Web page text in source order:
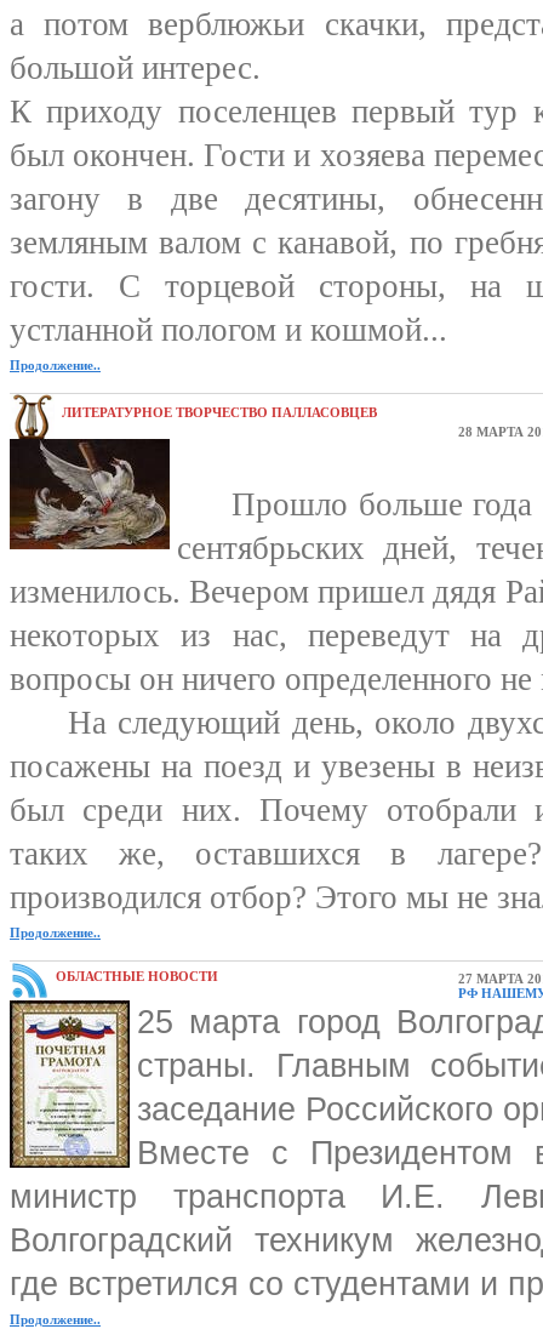
а потом верблюжьи скачки,
большой интерес.
К приходу поселенцев первый тур
был окончен. Гости и хозяева
загону в две десятины,
земляным валом с канавой, по
гости. С торцевой стороны, на
устланной пологом и кошмой...
Продолжение..
ЛИТЕРАТУРНОЕ ТВОРЧЕСТВО ПАЛЛАСОВЦЕВ
28 МАРТА
Прошло больше года
сентябрьских дней,
изменилось. Вечером пришел дядя
некоторых из нас, переведут на
вопросы он ничего определенного не
На следующий день, около
посажены на поезд и увезены в
был среди них. Почему отобрали
таких же, оставшихся в
производился отбор? Этого мы не
Продолжение..
ОБЛАСТНЫЕ НОВОСТИ
27 МАРТА
РФ
25 марта город
страны. Главным
заседание Российского
Вместе с Президентом
министр транспорта И.Е.
Волгоградский техникум
где встретился со студентами и
Продолжение..